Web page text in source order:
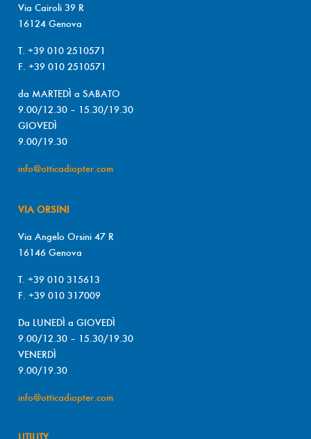
Via Cairoli 39 R
16124 Genova
T. +39 010 2510571
F. +39 010 2510571
da MARTEDÌ a SABATO
9.00/12.30 – 15.30/19.30
GIOVEDÌ
9.00/19.30
info@otticadiopter.com
VIA ORSINI
Via Angelo Orsini 47 R
16146 Genova
T. +39 010 315613
F. +39 010 317009
Da LUNEDÌ a GIOVEDÌ
9.00/12.30 – 15.30/19.30
VENERDÌ
9.00/19.30
info@otticadiopter.com